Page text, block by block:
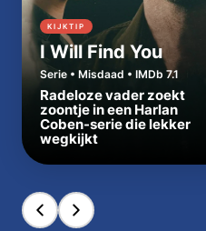
KIJKTIP
I Will Find You
Serie • Misdaad • IMDb 7.1
Radeloze vader zoekt
zoontje in een Harlan
Coben-serie die lekker
wegkijkt